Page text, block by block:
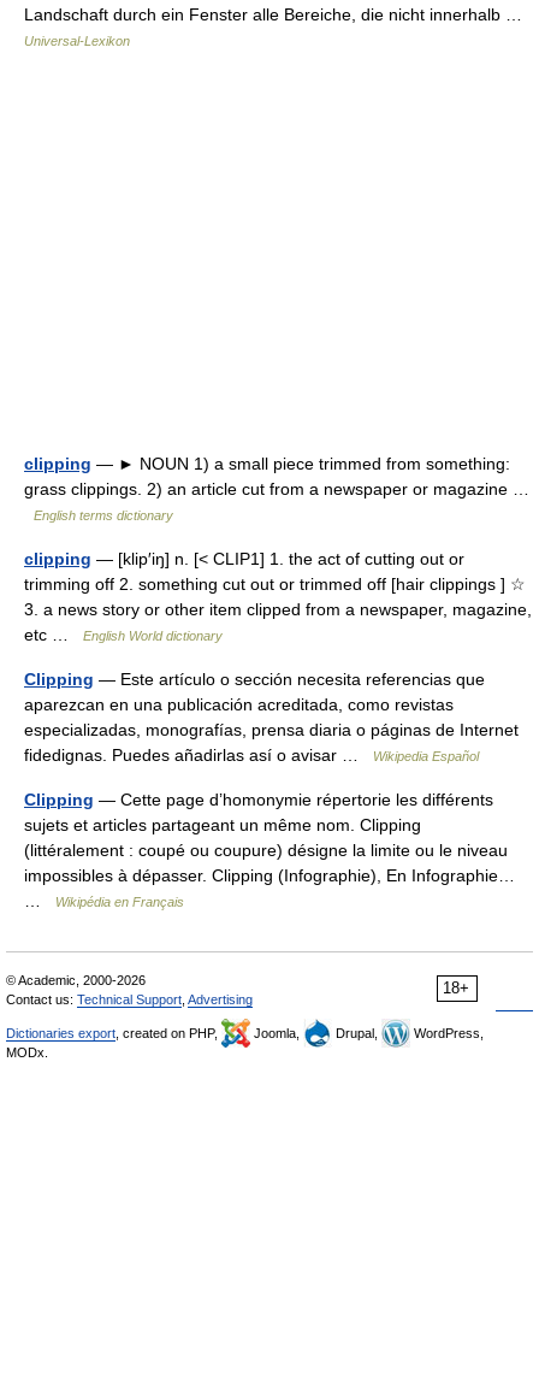
Landschaft durch ein Fenster alle Bereiche, die nicht innerhalb …
Universal-Lexikon
clipping — ► NOUN 1) a small piece trimmed from something:
grass clippings. 2) an article cut from a newspaper or magazine …
English terms dictionary
clipping — [klip′iŋ] n. [< CLIP1] 1. the act of cutting out or
trimming off 2. something cut out or trimmed off [hair clippings ] ☆
3. a news story or other item clipped from a newspaper, magazine,
etc …
English World dictionary
Clipping — Este artículo o sección necesita referencias que
aparezcan en una publicación acreditada, como revistas
especializadas, monografías, prensa diaria o páginas de Internet
fidedignas. Puedes añadirlas así o avisar …
Wikipedia Español
Clipping — Cette page d’homonymie répertorie les différents
sujets et articles partageant un même nom. Clipping
(littéralement : coupé ou coupure) désigne la limite ou le niveau
impossibles à dépasser. Clipping (Infographie), En Infographie…
Wikipédia en Français
18+
© Academic, 2000-2026
Contact us: Technical Support Advertising
Dictionaries export , created on PHP, Joomla, Drupal,
WordPress,
MODx.